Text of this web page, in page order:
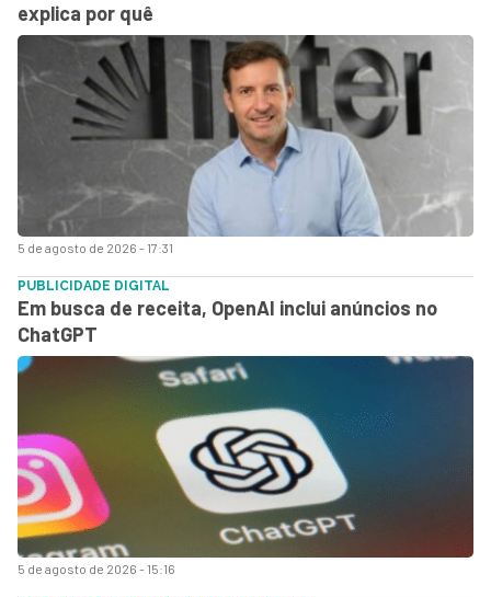
5 de agosto de 2026 - 17:31
explica por quê
5 de agosto de 2026 - 15:16
PUBLICIDADE DIGITAL
Em busca de receita, OpenAI inclui anúncios no
ChatGPT